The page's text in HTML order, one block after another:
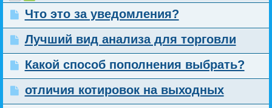
Что это за уведомления?
Лучший вид анализа для торговли
Какой способ пополнения выбрать?
отличия котировок на выходных